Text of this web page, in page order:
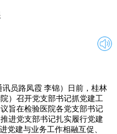
03月21日
员路凤霞 李锦）日前，桂林
）召开党支部书记抓党建工
旨在检验医院各党支部书记
进党支部书记扎实履行党建
党建与业务工作相融互促、